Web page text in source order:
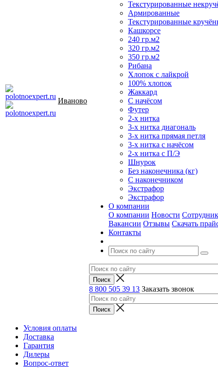
Иваново
Текстурированные
Армированные
Текстурированные
Кашкорсе
240 гр.м2
320 гр.м2
350 гр.м2
Рибана
Хлопок с лайкрой
100% хлопок
Жаккард
С начёсом
Футер
2-х нитка
3-х нитка диагональ
3-х нитка прямая петля
3-х нитка с начёсом
2-х нитка с П/Э
Шнурок
Без наконечника (кг)
С наконечником
Экстрафор
Экстрафор
О компании
О компании Новости
Вакансии Отзывы Скачать
Контакты
8 800 505 39 13 Заказать звонок
Условия оплаты
Доставка
Гарантия
Дилеры
Вопрос-ответ